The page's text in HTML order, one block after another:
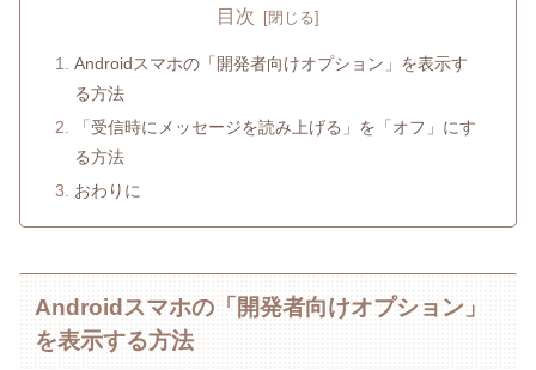
目次
Androidスマホの「開発者向けオプション」を表示す
る方法
「受信時にメッセージを読み上げる」を「オフ」にす
る方法
おわりに
Androidスマホの「開発者向けオプション」
を表示する方法